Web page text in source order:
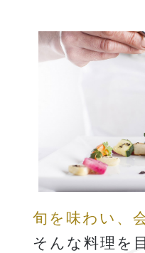
旬を味わい、
そんな料理を